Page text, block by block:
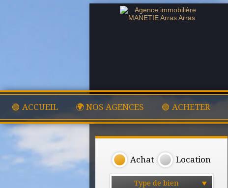
🟢 ACCUEIL 🌍 NOS AGENCES 🟢 ACHETER
Achat Location
Type de bien